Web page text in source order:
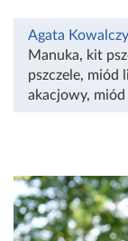
Agata
Manuka, kit
pszczele, miód
akacjowy, miód